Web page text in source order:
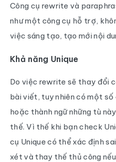
Công cụ rewrite và
như một công cụ hỗ trợ,
việc sáng tạo, tạo mới nội
Khả năng Unique
Do việc rewrite sẽ thay đổi
bài viết, tuy nhiên có một
hoặc thành ngữ những tù
thế. Vì thế khi bạn check
cụ Unique có thể xác định
xét và thay thế thủ công